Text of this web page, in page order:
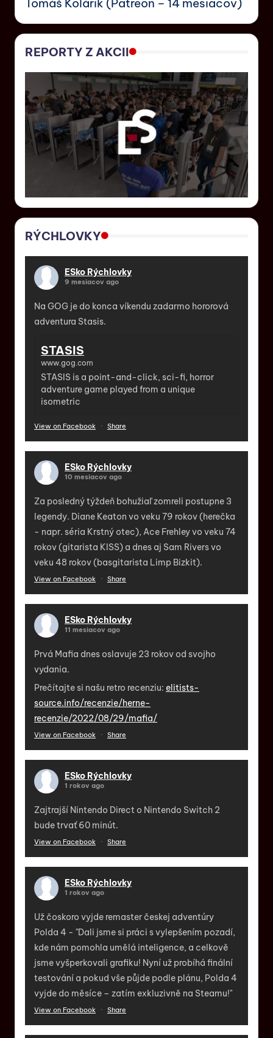
REPORTY Z AKCII
RÝCHLOVKY
ESko Rýchlovky
9 mesiacov ago
Na GOG je do konca víkendu zadarmo hororová
adventura Stasis.
STASIS
www.gog.com
STASIS is a point-and-click, sci-fi, horror
adventure game played from a unique
isometric
View on Facebook · Share
ESko Rýchlovky
10 mesiacov ago
Za posledný týždeň bohužiaľ zomreli postupne 3
legendy. Diane Keaton vo veku 79 rokov (herečka
- napr. séria Krstný otec), Ace Frehley vo veku 74
rokov (gitarista KISS) a dnes aj Sam Rivers vo
veku 48 rokov (basgitarista Limp Bizkit).
View on Facebook · Share
ESko Rýchlovky
11 mesiacov ago
Prvá Mafia dnes oslavuje 23 rokov od svojho
vydania.
Prečítajte si našu retro recenziu: elitists-
source.info/recenzie/herne-
recenzie/2022/08/29/mafia/
View on Facebook · Share
ESko Rýchlovky
1 rokov ago
Zajtrajší Nintendo Direct o Nintendo Switch 2
bude trvať 60 minút.
View on Facebook · Share
ESko Rýchlovky
1 rokov ago
Už čoskoro vyjde remaster českej adventúry
Polda 4 - "Dali jsme si práci s vylepšením pozadí,
kde nám pomohla umělá inteligence, a celkově
jsme vyšperkovali grafiku! Nyní už probíhá finální
testování a pokud vše půjde podle plánu, Polda 4
vyjde do měsíce – zatím exkluzivně na Steamu!"
View on Facebook · Share